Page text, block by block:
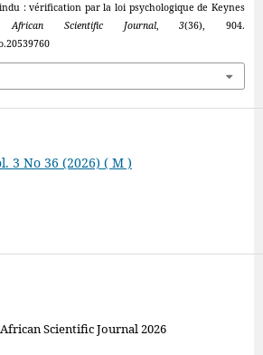
: vérification par la loi psychologique de Keynes
African Scientific Journal,3(36), 904.
3 No 36 (2026) ( M )
Scientific Journal 2026